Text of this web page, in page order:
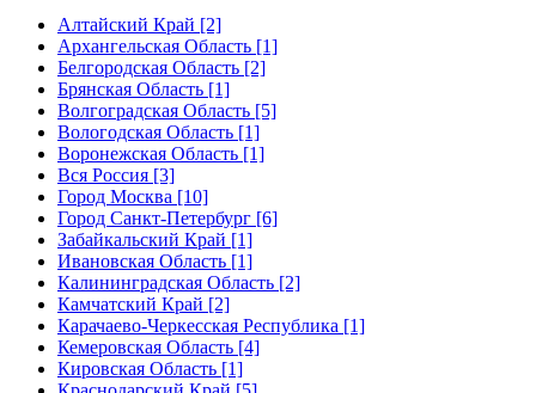
Алтайский Край [2]
Архангельская Область [1]
Белгородская Область [2]
Брянская Область [1]
Волгоградская Область [5]
Вологодская Область [1]
Воронежская Область [1]
Вся Россия [3]
Город Москва [10]
Город Санкт-Петербург [6]
Забайкальский Край [1]
Ивановская Область [1]
Калининградская Область [2]
Камчатский Край [2]
Карачаево-Черкесская Республика [1]
Кемеровская Область [4]
Кировская Область [1]